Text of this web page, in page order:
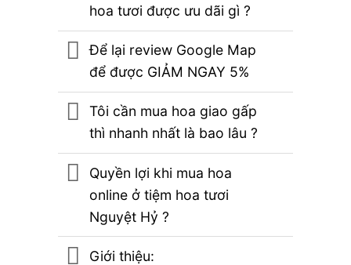
hoa tươi được ưu dãi gì ?
Để lại review Google Map
để được GIẢM NGAY 5%
Tôi cần mua hoa giao gấp
thì nhanh nhất là bao lâu ?
Quyền lợi khi mua hoa
online ở tiệm hoa tươi
Nguyệt Hỷ ?
Giới thiệu: